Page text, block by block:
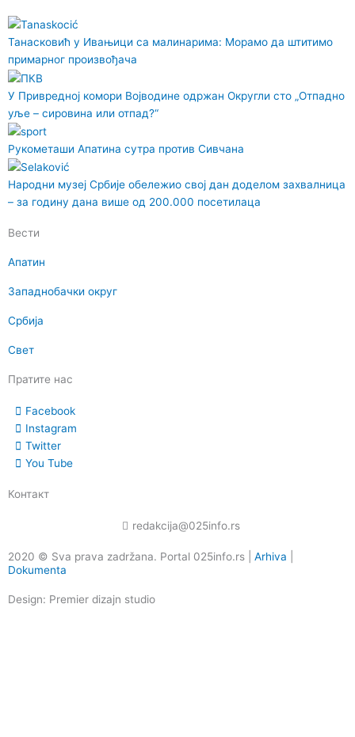
Танасковић у Ивањици са малинарима: Морамо да штитимо
примарног произвођача
У Привредној комори Војводине одржан Округли сто „Отпадно
уље – сировина или отпад?“
Рукометаши Апатина сутра против Сивчана
Народни музеј Србије обележио свој дан доделом захвалница
– за годину дана више од 200.000 посетилаца
Вести
Апатин
Западнобачки округ
Србија
Свет
Пратите нас
Facebook
Instagram
Twitter
You Tube
Контакт
redakcija@025info.rs
2020 © Sva prava zadržana. Portal 025info.rs | Arhiva
Dokumenta
Design: Premier dizajn studio